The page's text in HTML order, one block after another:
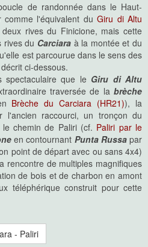
de randonnée dans le Haut-
comme l'équivalent duGiru di Altu
rives du Finicione, mais cette
rives du Carciaraà la montée et du
est parcourue dans le sens des
ci-dessous.
spectaculaire que le Giru di Altu
traversée de la brèche
Brèche du Carciara (HR21)), la
l'ancien raccourci, un tronçon du
chemin de Paliri (cf. Paliri par le
en contournant Punta Russapar
point de départ avec ou sans 4x4)
rencontre de multiples magnifiques
de bois et de charbon en amont
téléphérique construit pour cette
- Paliri